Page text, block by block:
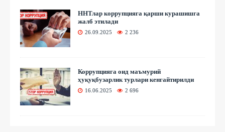
ННТлар коррупцияга қарши курашишга
жалб этилади
26.09.2025 2 236
Коррупцияга оид маъмурий
ҳуқуқбузарлик турлари кенгайтирилди
16.06.2025 2 696